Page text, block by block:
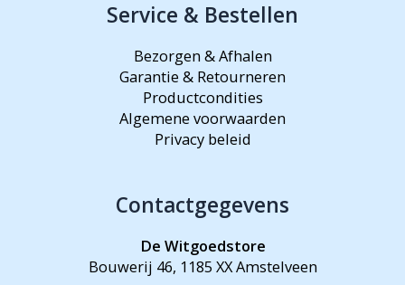
Service & Bestellen
Bezorgen & Afhalen
Garantie & Retourneren
Productcondities
Algemene voorwaarden
Privacy beleid
Contactgegevens
De Witgoedstore
Bouwerij 46, 1185 XX Amstelveen